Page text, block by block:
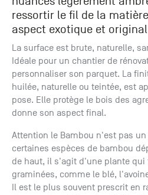
ressortir le fil de la
aspect exotique et
La surface est brute, naturelle,
Idéale pour un chantier de
personnaliser son parquet. La
huilée, naturelle ou teintée, est
pose. Elle protège le bois des
donne son aspect final.
Attention le Bambou n'est pas un
certaines espèces de bambou
de haut, il s'agit d'une plante qui
graminées, comme le blé,
Il est le plus souvent prescrit en
+33 (0)1
30 06 09
22
22, route
de
Mantes -
78240
Chambourcy